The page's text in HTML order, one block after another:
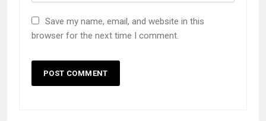
Save my name, email, and website in this
browser for the next time I comment.